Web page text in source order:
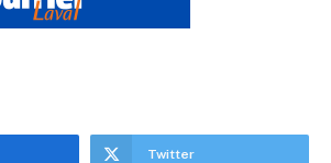
Twitter